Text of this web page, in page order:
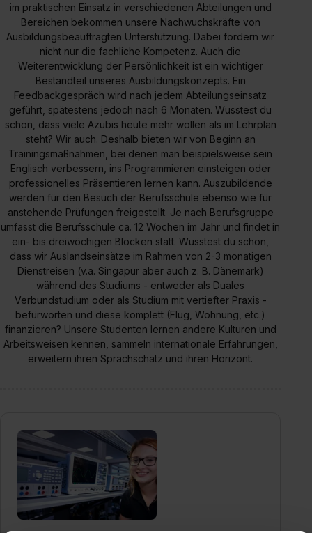
im praktischen Einsatz in verschiedenen Abteilungen und
Bereichen bekommen unsere Nachwuchskräfte von
Ausbildungsbeauftragten Unterstützung. Dabei fördern wir
nicht nur die fachliche Kompetenz. Auch die
Weiterentwicklung der Persönlichkeit ist ein wichtiger
Bestandteil unseres Ausbildungskonzepts. Ein
Feedbackgespräch wird nach jedem Abteilungseinsatz
geführt, spätestens jedoch nach 6 Monaten. Wusstest du
schon, dass viele Azubis heute mehr wollen als im Lehrplan
steht? Wir auch. Deshalb bieten wir von Beginn an
Trainingsmaßnahmen, bei denen man beispielsweise sein
Englisch verbessern, ins Programmieren einsteigen oder
professionelles Präsentieren lernen kann. Auszubildende
werden für den Besuch der Berufsschule ebenso wie für
anstehende Prüfungen freigestellt. Je nach Berufsgruppe
umfasst die Berufsschule ca. 12 Wochen im Jahr und findet in
ein- bis dreiwöchigen Blöcken statt. Wusstest du schon,
dass wir Auslandseinsätze im Rahmen von 2-3 monatigen
Dienstreisen (v.a. Singapur aber auch z. B. Dänemark)
während des Studiums - entweder als Duales
Verbundstudium oder als Studium mit vertiefter Praxis -
befürworten und diese komplett (Flug, Wohnung, etc.)
finanzieren? Unsere Studenten lernen andere Kulturen und
Arbeitsweisen kennen, sammeln internationale Erfahrungen,
erweitern ihren Sprachschatz und ihren Horizont.